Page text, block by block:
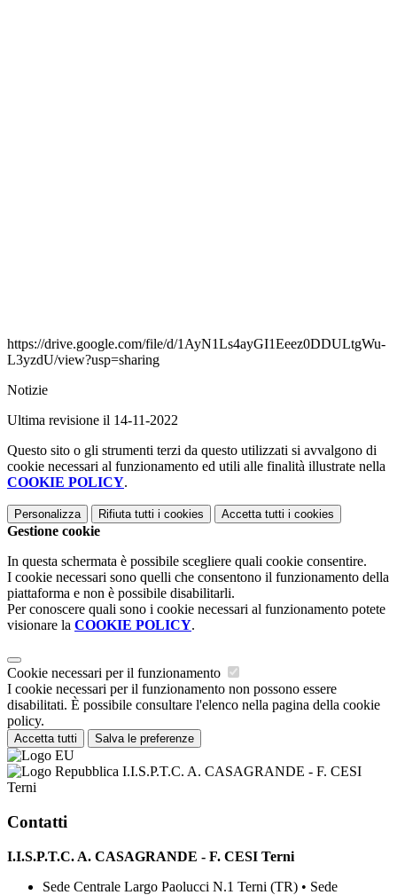
https://drive.google.com/file/d/1AyN1Ls4ayGI1Eeez0DDULtgWu-
L3yzdU/view?usp=sharing
Notizie
Ultima revisione il 14-11-2022
Questo sito o gli strumenti terzi da questo utilizzati si avvalgono di
cookie necessari al funzionamento ed utili alle finalità illustrate nella
COOKIE POLICY.
Personalizza Rifiuta tutti i cookies Accetta tutti i cookies
Gestione cookie
In questa schermata è possibile scegliere quali cookie consentire.
I cookie necessari sono quelli che consentono il funzionamento della
piattaforma e non è possibile disabilitarli.
Per conoscere quali sono i cookie necessari al funzionamento potete
visionare la COOKIE POLICY.
Cookie necessari per il funzionamento
I cookie necessari per il funzionamento non possono essere
disabilitati. È possibile consultare l'elenco nella pagina della cookie
policy.
Accetta tutti Salva le preferenze
I.I.S.P.T.C. A. CASAGRANDE - F. CESI
Terni
Contatti
I.I.S.P.T.C. A. CASAGRANDE - F. CESI Terni
Sede Centrale Largo Paolucci N.1 Terni (TR) • Sede